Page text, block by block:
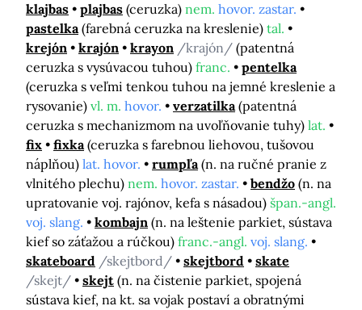
klajbas
plajbas (ceruzka) nem. hovor. zastar.
pastelka (farebná ceruzka na kreslenie) tal.
krejón
krajón krayon /krajón/ (patentná
ceruzka s vysúvacou tuhou) franc.
pentelka
(ceruzka s veľmi tenkou tuhou na jemné kreslenie a
rysovanie) vl. m. hovor. verzatilka (patentná
ceruzka s mechanizmom na uvoľňovanie tuhy) lat.
fix
fixka (ceruzka s farebnou liehovou, tušovou
náplňou) lat. hovor. rumpľa (n. na ručné pranie z
vlnitého plechu) nem. hovor. zastar. bendžo (n. na
upratovanie voj. rajónov, kefa s násadou) špan.-angl.
voj. slang.
kombajn (n. na leštenie parkiet, sústava
kief so záťažou a rúčkou) franc.-angl. voj. slang.
skateboard /skejtbord/ skejtbord
skate
/skejt/
skejt (n. na čistenie parkiet, spojená
sústava kief, na kt. sa vojak postaví a obratnými